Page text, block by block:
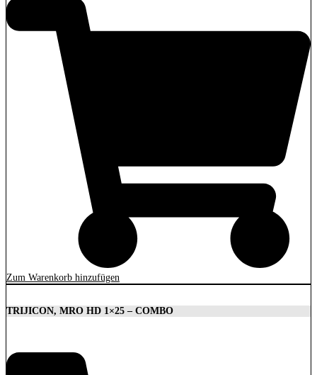
Zum Warenkorb hinzufügen
TRIJICON, MRO HD 1×25 – COMBO